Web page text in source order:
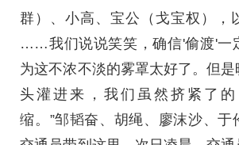
群）、小高、宝公（戈宝权），
……我们说说笑笑，确信'偷渡'一
为这不浓不淡的雾罩太好了。但
头灌进来，我们虽然挤紧了
缩。”邹韬奋、胡绳、廖沫沙、于